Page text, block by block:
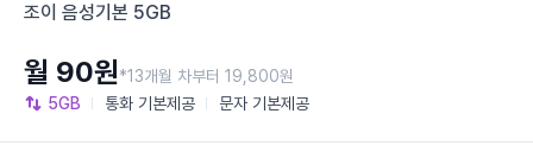
조이 음성기본 5GB
5GB 통화 기본제공 문자 기본제공
월 90원*13개월 차부터 19,800원